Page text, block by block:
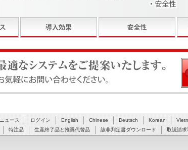
ニュース ログイン English Chinese Deutsch Korean
特注品 生産終了品と推奨代替品 該非判定書ダウンロード 取説請求